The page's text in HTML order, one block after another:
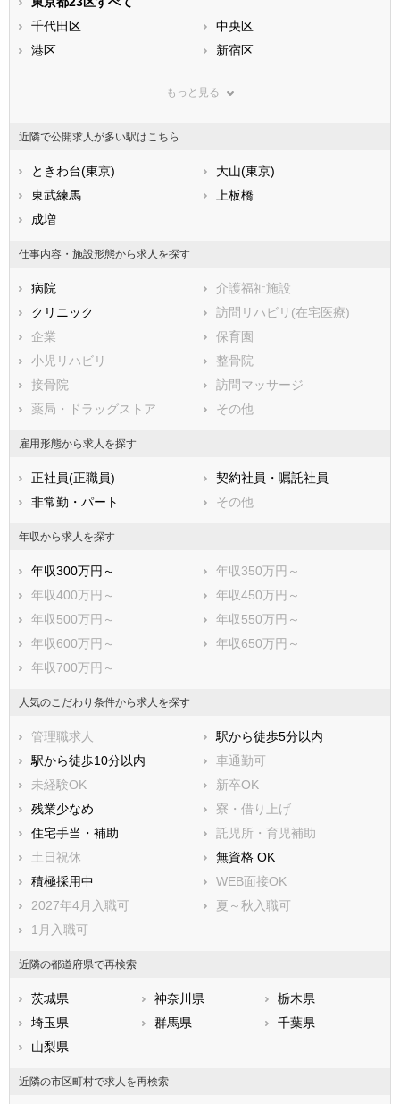
滋賀県
兵庫県
山口県
福岡県
佐賀県
熊本県
鹿児島県
千代田区
中央区
港区
新宿区
江東区
大田区
渋谷区
中野区
杉並区
豊島区
北区
江戸川区
市部
八王子市
立川市
武蔵野市
三鷹市
青梅市
府中市
昭島市
調布市
町田市
東村山市
国分寺市
国立市
福生市
狛江市
武蔵村山市
多摩市
稲城市
羽村市
あきる野市
西東京市
西多摩郡瑞穂町
西多摩郡日の出町
西多摩郡檜原村
大島町
新島村
神津島村
御蔵島村
青ヶ島村
小笠原村
もっと見る
近隣で公開求人が多い駅はこちら
ときわ台(東京)
大山(東京)
東武練馬
上板橋
成増
仕事内容・施設形態から求人を探す
病院
介護福祉施設
クリニック
訪問リハビリ(在宅医療)
企業
保育園
小児リハビリ
整骨院
接骨院
訪問マッサージ
薬局・ドラッグストア
その他
雇用形態から求人を探す
正社員(正職員)
契約社員・嘱託社員
非常勤・パート
その他
年収から求人を探す
年収300万円～
年収350万円～
年収400万円～
年収450万円～
年収500万円～
年収550万円～
年収600万円～
年収650万円～
年収700万円～
人気のこだわり条件から求人を探す
管理職求人
駅から徒歩5分以内
駅から徒歩10分以内
車通勤可
未経験OK
新卒OK
残業少なめ
寮・借り上げ
住宅手当・補助
託児所・育児補助
土日祝休
無資格 OK
積極採用中
WEB面接OK
2027年4月入職可
夏～秋入職可
1月入職可
近隣の都道府県で再検索
茨城県 神奈川県
栃木県
埼玉県
群馬県
千葉県
山梨県
近隣の市区町村で求人を再検索